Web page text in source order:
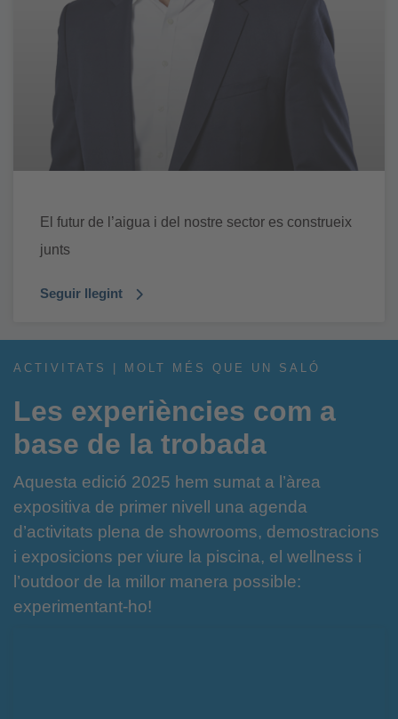
El futur de l’aigua i del nostre sector es construeix
junts
Seguir llegint
ACTIVITATS | MOLT MÉS QUE UN SALÓ
Les experiències com a
base de la trobada
Aquesta edició 2025 hem sumat a l’àrea
expositiva de primer nivell una agenda
d’activitats plena de showrooms, demostracions
i exposicions per viure la piscina, el wellness i
l’outdoor de la millor manera possible:
experimentant-ho!